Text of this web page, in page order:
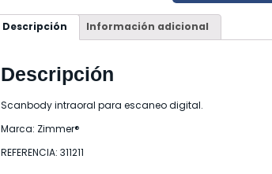
Descripción Información adicional
Descripción
Scanbody intraoral para escaneo digital.
Marca: Zimmer®
REFERENCIA: 311211